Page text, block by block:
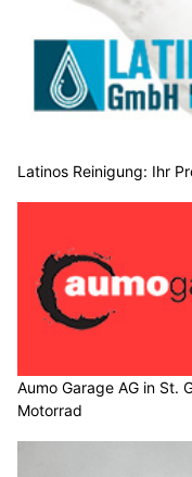
Latinos Reinigung: Ihr
Aumo Garage AG in St.
Motorrad